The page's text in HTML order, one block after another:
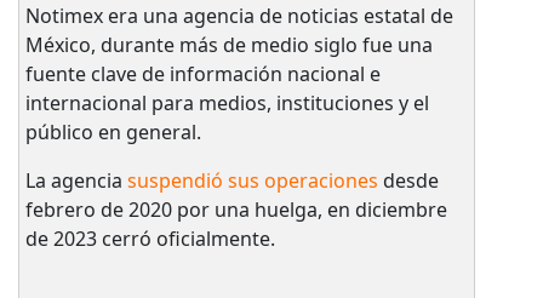
Notimex era una agencia de noticias estatal de
México, durante más de medio siglo fue una
fuente clave de información nacional e
internacional para medios, instituciones y el
público en general.
La agencia suspendió sus operaciones desde
febrero de 2020 por una huelga, en diciembre
de 2023 cerró oficialmente.